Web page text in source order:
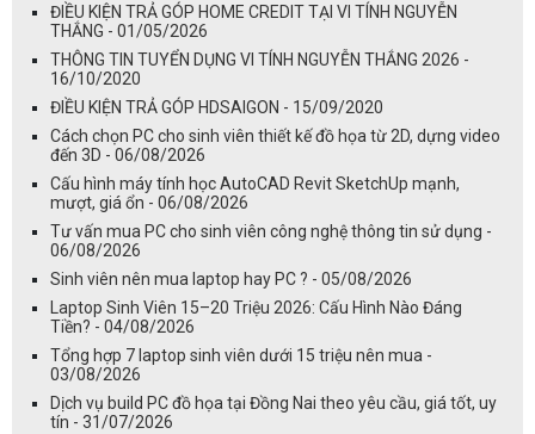
ĐIỀU KIỆN TRẢ GÓP HOME CREDIT TẠI VI TÍNH NGUYỄN
THẮNG - 01/05/2026
THÔNG TIN TUYỂN DỤNG VI TÍNH NGUYỄN THẮNG 2026 -
16/10/2020
ĐIỀU KIỆN TRẢ GÓP HDSAIGON - 15/09/2020
Cách chọn PC cho sinh viên thiết kế đồ họa từ 2D, dựng video
đến 3D - 06/08/2026
Cấu hình máy tính học AutoCAD Revit SketchUp mạnh,
mượt, giá ổn - 06/08/2026
Tư vấn mua PC cho sinh viên công nghệ thông tin sử dụng -
06/08/2026
Sinh viên nên mua laptop hay PC ? - 05/08/2026
Laptop Sinh Viên 15–20 Triệu 2026: Cấu Hình Nào Đáng
Tiền? - 04/08/2026
Tổng hợp 7 laptop sinh viên dưới 15 triệu nên mua -
03/08/2026
Dịch vụ build PC đồ họa tại Đồng Nai theo yêu cầu, giá tốt, uy
tín - 31/07/2026